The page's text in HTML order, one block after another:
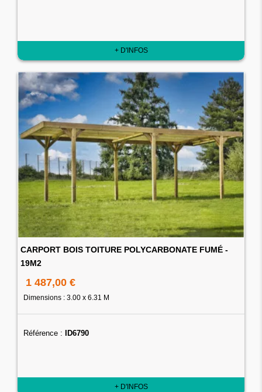
+ D'INFOS
CARPORT BOIS TOITURE POLYCARBONATE FUMÉ -
19M2
1 487,00 €
Dimensions : 3.00 x 6.31 M
Référence : ID6790
+ D'INFOS